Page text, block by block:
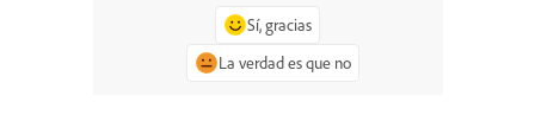
Sí, gracias
La verdad es que no